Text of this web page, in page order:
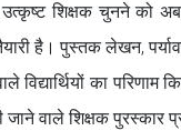
शिक्षक चुनने को
है। पुस्तक लेखन,
का परिणाम
वाले शिक्षक पुरस्कार